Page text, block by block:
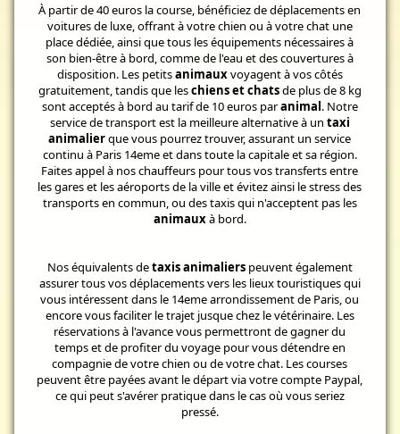
À partir de 40 euros la course, bénéficiez de déplacements en
voitures de luxe, offrant à votre chien ou à votre chat une
place dédiée, ainsi que tous les équipements nécessaires à
son bien-être à bord, comme de l'eau et des couvertures à
disposition. Les petitsanimauxvoyagent à vos côtés
gratuitement, tandis que leschiens et chatsde plus de 8 kg
sont acceptés à bord au tarif de 10 euros paranimal. Notre
service de transport est la meilleure alternative à un taxi
animalierque vous pourrez trouver, assurant un service
continu à Paris 14eme et dans toute la capitale et sa région.
Faites appel à nos chauffeurs pour tous vos transferts entre
les gares et les aéroports de la ville et évitez ainsi le stress des
transports en commun, ou des taxis qui n'acceptent pas les
animauxà bord.
Nos équivalents detaxis animalierspeuvent également
assurer tous vos déplacements vers les lieux touristiques qui
vous intéressent dans le 14eme arrondissement de Paris, ou
encore vous faciliter le trajet jusque chez le vétérinaire. Les
réservations à l'avance vous permettront de gagner du
temps et de profiter du voyage pour vous détendre en
compagnie de votre chien ou de votre chat. Les courses
peuvent être payées avant le départ via votre compte Paypal,
ce qui peut s'avérer pratique dans le cas où vous seriez
pressé.